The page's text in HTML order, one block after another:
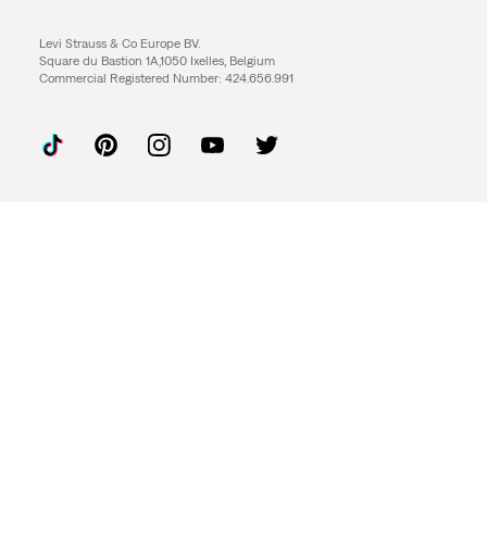
Levi Strauss & Co Europe BV.
Square du Bastion 1A,1050 Ixelles, Belgium
Commercial Registered Number: 424.656.991